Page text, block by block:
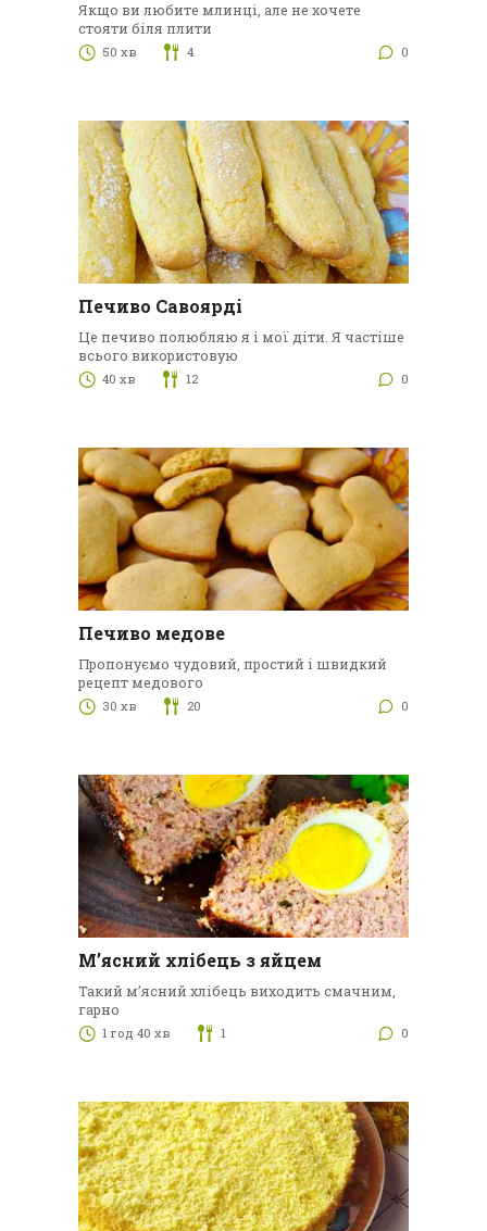
Якщо ви любите млинці, але не хочете
стояти біля плити
50 хв 4 0
Печиво Савоярді
Це печиво полюбляю я і мої діти. Я частіше
всього використовую
40 хв 12 0
Печиво медове
Пропонуємо чудовий, простий і швидкий
рецепт медового
30 хв 20 0
М’ясний хлібець з яйцем
Такий м’ясний хлібець виходить смачним,
гарно
1 год 40 хв 1 0